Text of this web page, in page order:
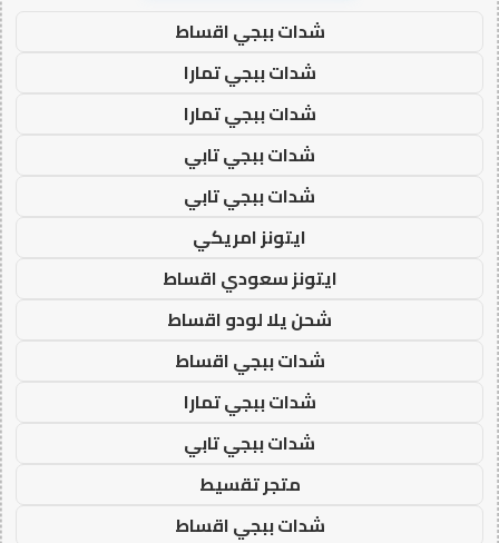
شدات ببجي اقساط
شدات ببجي تمارا
شدات ببجي تمارا
شدات ببجي تابي
شدات ببجي تابي
ايتونز امريكي
ايتونز سعودي اقساط
شحن يلا لودو اقساط
شدات ببجي اقساط
شدات ببجي تمارا
شدات ببجي تابي
متجر تقسيط
شدات ببجي اقساط